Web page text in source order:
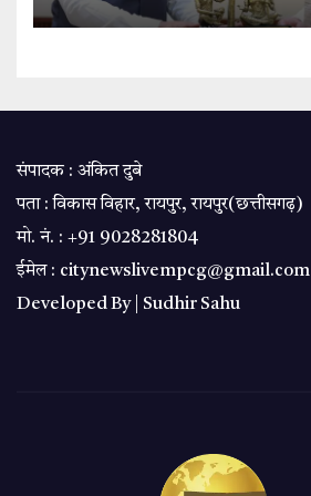
संपादक : अंकित दुबे
पता : विकास विहार, रायपुर, रायपुर(छत्तीसगढ़)
मो. नं. : +91 9028281804
ईमेल : citynewslivempcg@gmail.com
Developed By | Sudhir Sahu